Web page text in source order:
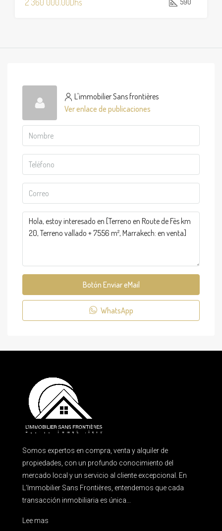
590
L'immobilier Sans frontières
Ver enlace de publicaciones
Botón Enviar eMail
WhatsApp
Somos expertos en compra, venta y alquiler de
propiedades, con un profundo conocimiento del
mercado local y un servicio al cliente excepcional. En
L’Immobilier Sans Frontières, entendemos que cada
transacción inmobiliaria es única...
Lee mas